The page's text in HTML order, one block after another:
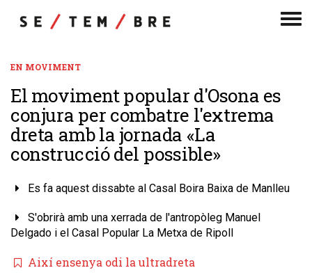
EN MOVIMENT
El moviment popular d'Osona es
conjura per combatre l'extrema
dreta amb la jornada «La
construcció del possible»
Es fa aquest dissabte al Casal Boira Baixa de Manlleu
S'obrirà amb una xerrada de l'antropòleg Manuel
Delgado i el Casal Popular La Metxa de Ripoll
Així ensenya odi la ultradreta